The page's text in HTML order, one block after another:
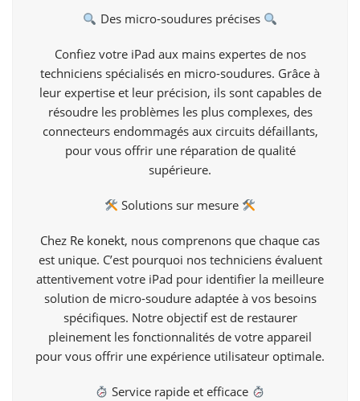
Des micro-soudures précises
Confiez votre iPad aux mains expertes de nos
techniciens spécialisés en micro-soudures. Grâce à
leur expertise et leur précision, ils sont capables de
résoudre les problèmes les plus complexes, des
connecteurs endommagés aux circuits défaillants,
pour vous offrir une réparation de qualité
supérieure.
Solutions sur mesure
Chez Re konekt, nous comprenons que chaque cas
est unique. C’est pourquoi nos techniciens évaluent
attentivement votre iPad pour identifier la meilleure
solution de micro-soudure adaptée à vos besoins
spécifiques. Notre objectif est de restaurer
pleinement les fonctionnalités de votre appareil
pour vous offrir une expérience utilisateur optimale.
Service rapide et efficace